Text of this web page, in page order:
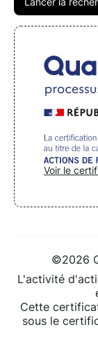
Voir le
©2026
L'activité
Cette
sous le